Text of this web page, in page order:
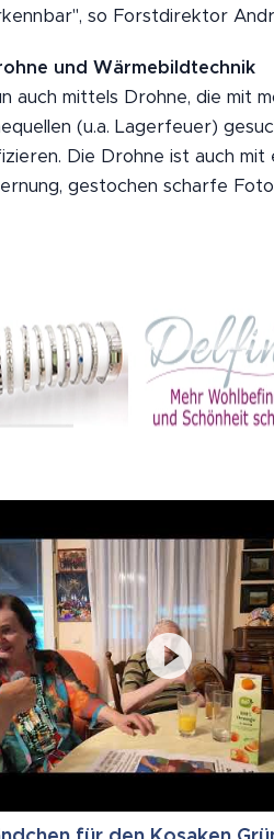
so Forstdirektor
und Wärmebildtechnik
auch mittels Drohne, die mit
(u.a. Lagerfeuer)
Die Drohne ist auch mit
gestochen scharfe